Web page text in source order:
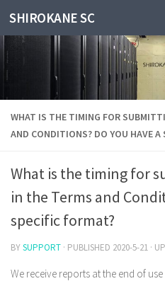
Skip to content
SHIROKANE SC
WHAT IS THE TIMING FOR
AND CONDITIONS? DO YOU HAVE A
What is the timing for
in the Terms and
specific format?
BYSUPPORT · PUBLISHED 2020-5-21 ·
We receive reports at the end of